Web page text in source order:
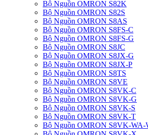
Bộ Nguồn OMRON S82K
Bộ Nguồn OMRON S82S
Bộ Nguồn OMRON S8AS
Bộ Nguồn OMRON S8FS-C
Bộ Nguồn OMRON S8FS-G
Bộ Nguồn OMRON S8JC
Bộ Nguồn OMRON S8JX-G
Bộ Nguồn OMRON S8JX-P
Bộ Nguồn OMRON S8TS
Bộ Nguồn OMRON S8VE
Bộ Nguồn OMRON S8VK-C
Bộ Nguồn OMRON S8VK-G
Bộ Nguồn OMRON S8VK-S
Bộ Nguồn OMRON S8VK-T
Bộ Nguồn OMRON S8VK-WA-